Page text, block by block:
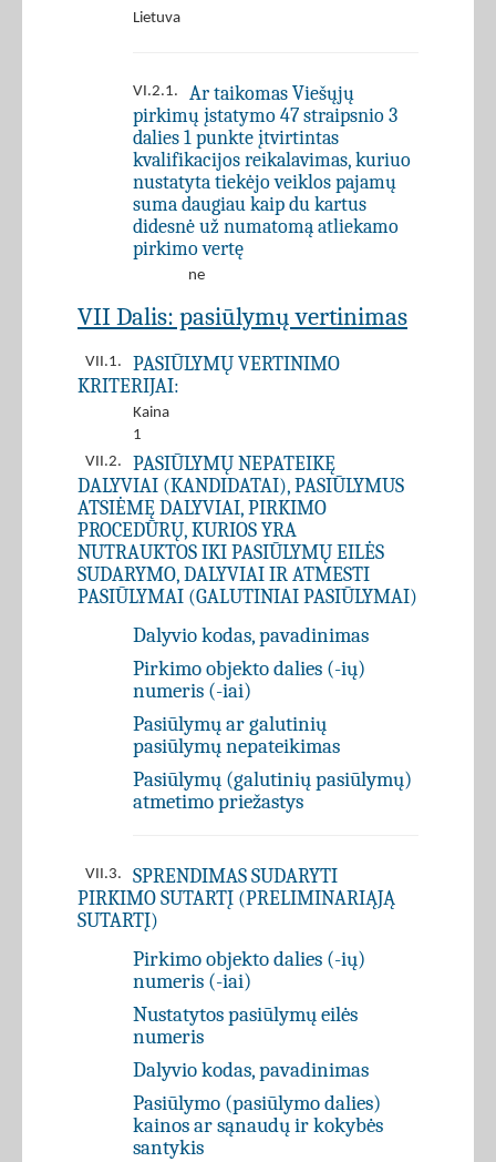
Lietuva
VI.2.1.
Ar taikomas Viešųjų
pirkimų įstatymo 47 straipsnio 3
dalies 1 punkte įtvirtintas
kvalifikacijos reikalavimas, kuriuo
nustatyta tiekėjo veiklos pajamų
suma daugiau kaip du kartus
didesnė už numatomą atliekamo
pirkimo vertę
ne
VII Dalis: pasiūlymų vertinimas
VII.1.
PASIŪLYMŲ VERTINIMO
KRITERIJAI:
Kaina
1
VII.2.
PASIŪLYMŲ NEPATEIKĘ
DALYVIAI (KANDIDATAI), PASIŪLYMUS
ATSIĖMĘ DALYVIAI, PIRKIMO
PROCEDŪRŲ, KURIOS YRA
NUTRAUKTOS IKI PASIŪLYMŲ EILĖS
SUDARYMO, DALYVIAI IR ATMESTI
PASIŪLYMAI (GALUTINIAI PASIŪLYMAI)
Dalyvio kodas, pavadinimas
Pirkimo objekto dalies (-ių)
numeris (-iai)
Pasiūlymų ar galutinių
pasiūlymų nepateikimas
Pasiūlymų (galutinių pasiūlymų)
atmetimo priežastys
VII.3.
SPRENDIMAS SUDARYTI
PIRKIMO SUTARTĮ (PRELIMINARIĄJĄ
SUTARTĮ)
Pirkimo objekto dalies (-ių)
numeris (-iai)
Nustatytos pasiūlymų eilės
numeris
Dalyvio kodas, pavadinimas
Pasiūlymo (pasiūlymo dalies)
kainos ar sąnaudų ir kokybės
santykis